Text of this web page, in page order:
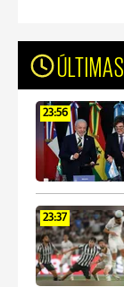
23:56
23:37